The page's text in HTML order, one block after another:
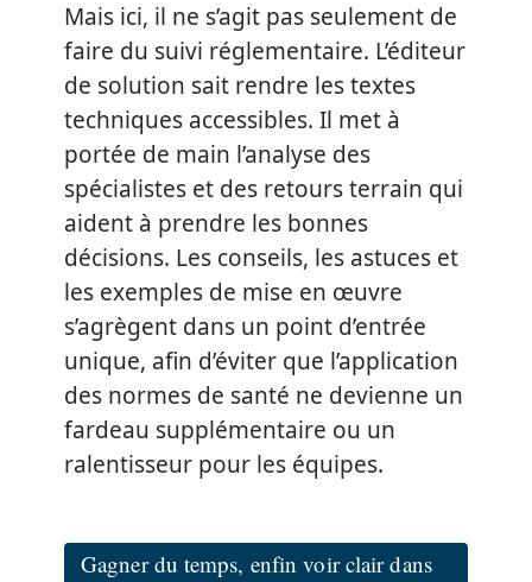
Mais ici, il ne s’agit pas seulement de
faire du suivi réglementaire. L’éditeur
de solution sait rendre les textes
techniques accessibles. Il met à
portée de main l’analyse des
spécialistes et des retours terrain qui
aident à prendre les bonnes
décisions. Les conseils, les astuces et
les exemples de mise en œuvre
s’agrègent dans un point d’entrée
unique, afin d’éviter que l’application
des normes de santé ne devienne un
fardeau supplémentaire ou un
ralentisseur pour les équipes.
Gagner du temps, enfin voir clair dans